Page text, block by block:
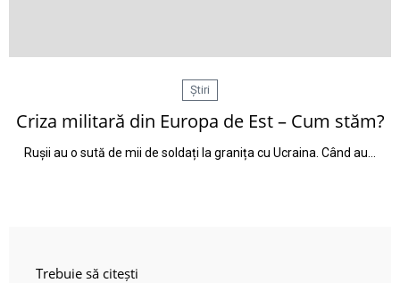
Știri
Criza militară din Europa de Est – Cum stăm?
Rușii au o sută de mii de soldați la granița cu Ucraina. Când au…
Trebuie să citești